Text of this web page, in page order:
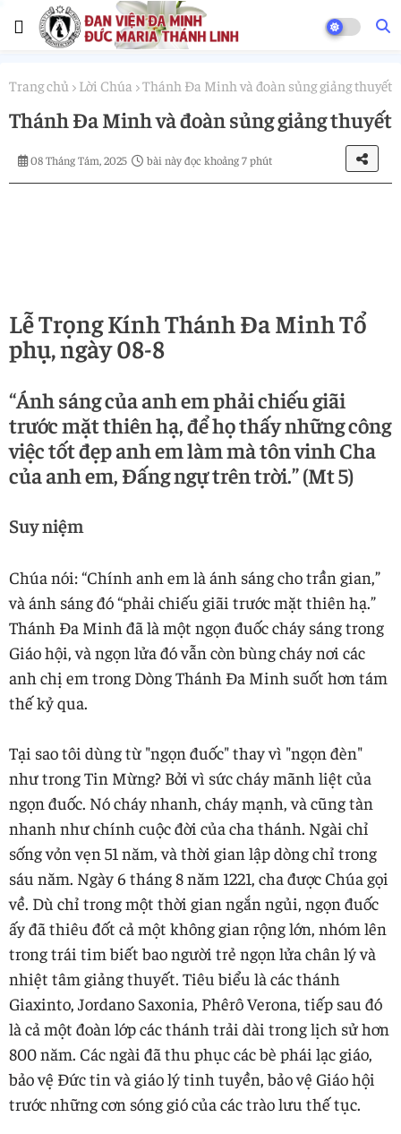
Trang chủ Lời Chúa Thánh Đa Minh và đoàn sủng giảng thuyết
Thánh Đa Minh và đoàn sủng giảng thuyết
08 Tháng Tám, 2025 bài này đọc khoảng 7 phút
Lễ Trọng Kính Thánh Đa Minh Tổ
phụ, ngày 08-8
“Ánh sáng của anh em phải chiếu giãi
trước mặt thiên hạ, để họ thấy những công
việc tốt đẹp anh em làm mà tôn vinh Cha
của anh em, Đấng ngự trên trời.” (Mt 5)
Suy niệm
Chúa nói: “Chính anh em là ánh sáng cho trần gian,”
và ánh sáng đó “phải chiếu giãi trước mặt thiên hạ.”
Thánh Đa Minh đã là một ngọn đuốc cháy sáng trong
Giáo hội, và ngọn lửa đó vẫn còn bùng cháy nơi các
anh chị em trong Dòng Thánh Đa Minh suốt hơn tám
thế kỷ qua.
Tại sao tôi dùng từ "ngọn đuốc" thay vì "ngọn đèn"
như trong Tin Mừng? Bởi vì sức cháy mãnh liệt của
ngọn đuốc. Nó cháy nhanh, cháy mạnh, và cũng tàn
nhanh như chính cuộc đời của cha thánh. Ngài chỉ
sống vỏn vẹn 51 năm, và thời gian lập dòng chỉ trong
sáu năm. Ngày 6 tháng 8 năm 1221, cha được Chúa gọi
về. Dù chỉ trong một thời gian ngắn ngủi, ngọn đuốc
ấy đã thiêu đốt cả một không gian rộng lớn, nhóm lên
trong trái tim biết bao người trẻ ngọn lửa chân lý và
nhiệt tâm giảng thuyết. Tiêu biểu là các thánh
Giaxinto, Jordano Saxonia, Phêrô Verona, tiếp sau đó
là cả một đoàn lớp các thánh trải dài trong lịch sử hơn
800 năm. Các ngài đã thu phục các bè phái lạc giáo,
bảo vệ Đức tin và giáo lý tinh tuyền, bảo vệ Giáo hội
trước những cơn sóng gió của các trào lưu thế tục.